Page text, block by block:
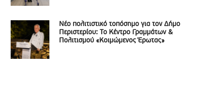
Νέο πολιτιστικό τοπόσημο για τον Δήμο
Περιστερίου: Το Κέντρο Γραμμάτων &
Πολιτισμού «Κοιμώμενος Έρωτας»